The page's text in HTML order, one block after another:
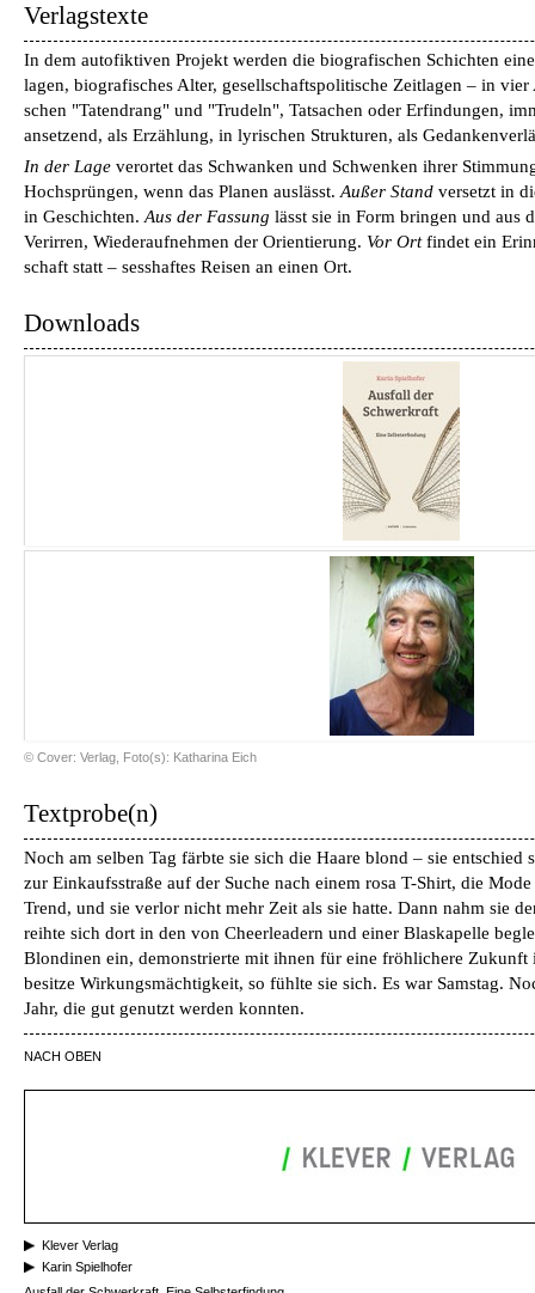
Verlagstexte
In dem autofiktiven Projekt werden die biografischen Schichten
lagen, biografisches Alter, gesellschaftspolitische Zeitlagen – in
schen "Tatendrang" und "Trudeln", Tat­sachen oder Erfindungen,
ansetzend, als Erzählung, in lyrischen Strukturen, als
In der Lage verortet das Schwanken und Schwenken ihrer
Hochsprüngen, wenn das Planen auslässt.Außer Stand versetzt in
in Geschichten.Aus der Fassung lässt sie in Form bringen und aus
Verirren, Wiederaufnehmen der Orientierung. Vor Ortfindet ein
schaft statt – sesshaftes Reisen an einen Ort.
Downloads
© Cover: Verlag, Foto(s): Katharina Eich
Textprobe(n)
Noch am selben Tag färbte sie sich die Haare blond – sie entschied
zur Einkaufsstraße auf der Suche nach einem rosa T-Shirt, die
Trend, und sie verlor nicht mehr Zeit als sie hatte. Dann nahm sie
reihte sich dort in den von Cheerleadern und einer Blaskapelle
Blondinen ein, demonstrierte mit ihnen für eine fröhlichere Zukunft
besitze Wirkungsmächtigkeit, so fühlte sie sich. Es war Samstag.
Jahr, die gut genutzt werden konnten.
NACH OBEN
Klever Verlag
Karin Spielhofer